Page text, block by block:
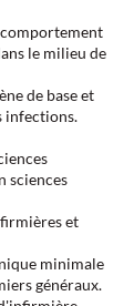
le milieu de
de base et
infections.
sciences
et
minimale
généraux.